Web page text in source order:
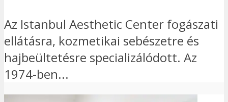
Az Istanbul Aesthetic Center fogászati
ellátásra, kozmetikai sebészetre és
hajbeültetésre specializálódott. Az
1974-ben...